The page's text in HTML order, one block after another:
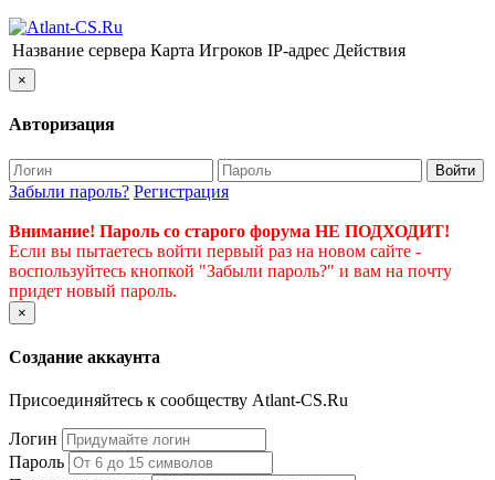
Название сервера Карта Игроков IP-адрес Действия
×
Авторизация
Войти
Забыли пароль? Регистрация
Внимание! Пароль со старого форума НЕ ПОДХОДИТ!
Если вы пытаетесь войти первый раз на новом сайте -
воспользуйтесь кнопкой "Забыли пароль?" и вам на почту
придет новый пароль.
×
Создание аккаунта
Присоединяйтесь к сообществу Atlant-CS.Ru
Логин
Пароль